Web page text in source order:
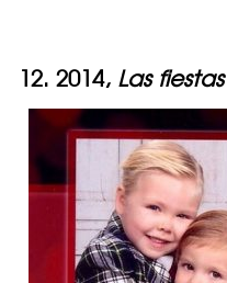
12. 2014, Las